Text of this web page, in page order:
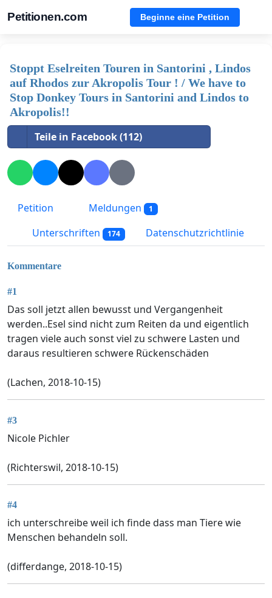
Petitionen.com Beginne eine Petition
Stoppt Eselreiten Touren in Santorini , Lindos
auf Rhodos zur Akropolis Tour ! / We have to
Stop Donkey Tours in Santorini and Lindos to
Akropolis!!
Teile in Facebook (112)
Petition Meldungen 1
Unterschriften 174 Datenschutzrichtlinie
Kommentare
#1
Das soll jetzt allen bewusst und Vergangenheit
werden..Esel sind nicht zum Reiten da und eigentlich
tragen viele auch sonst viel zu schwere Lasten und
daraus resultieren schwere Rückenschäden
(Lachen, 2018-10-15)
#3
Nicole Pichler
(Richterswil, 2018-10-15)
#4
ich unterschreibe weil ich finde dass man Tiere wie
Menschen behandeln soll.
(differdange, 2018-10-15)